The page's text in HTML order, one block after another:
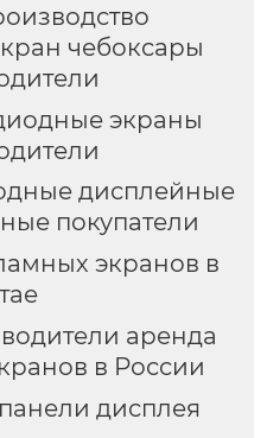
чебоксары
экраны
дисплейные
покупатели
экранов в
аренда
в России
дисплея